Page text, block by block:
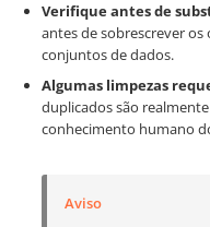
Verifique antes de
antes de sobrescrever
conjuntos de dados.
Algumas limpezas
duplicados são
conhecimento humano
Aviso